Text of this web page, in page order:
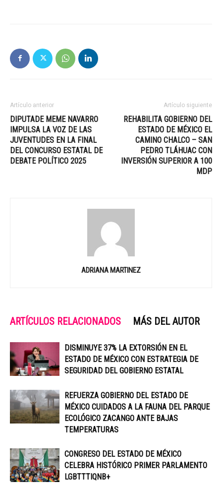
Artículo anterior
DIPUTADE MEME NAVARRO
IMPULSA LA VOZ DE LAS
JUVENTUDES EN LA FINAL
DEL CONCURSO ESTATAL DE
DEBATE POLÍTICO 2025
Artículo siguiente
REHABILITA GOBIERNO DEL
ESTADO DE MÉXICO EL
CAMINO CHALCO – SAN
PEDRO TLÁHUAC CON
INVERSIÓN SUPERIOR A 100
MDP
ADRIANA MARTINEZ
ARTÍCULOS RELACIONADOS MÁS DEL AUTOR
DISMINUYE 37% LA EXTORSIÓN EN EL
ESTADO DE MÉXICO CON ESTRATEGIA DE
SEGURIDAD DEL GOBIERNO ESTATAL
REFUERZA GOBIERNO DEL ESTADO DE
MÉXICO CUIDADOS A LA FAUNA DEL PARQUE
ECOLÓGICO ZACANGO ANTE BAJAS
TEMPERATURAS
CONGRESO DEL ESTADO DE MÉXICO
CELEBRA HISTÓRICO PRIMER PARLAMENTO
LGBTTTIQNB+